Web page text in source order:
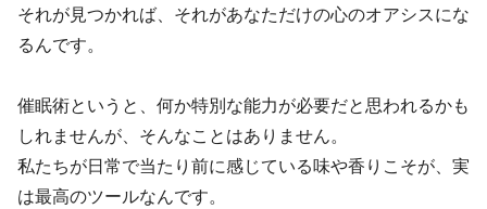
それが見つかれば、それがあなただけの心のオアシスにな
るんです。
催眠術というと、何か特別な能力が必要だと思われるかも
しれませんが、そんなことはありません。
私たちが日常で当たり前に感じている味や香りこそが、実
は最高のツールなんです。